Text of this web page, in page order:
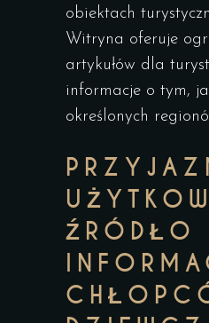
obiektach
Witryna oferuje
artykułów dla
informacje o tym,
określonych
ŹRÓDŁO